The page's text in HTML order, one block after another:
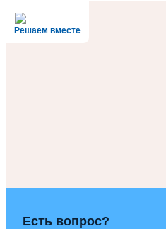
Решаем вместе
Есть вопрос?